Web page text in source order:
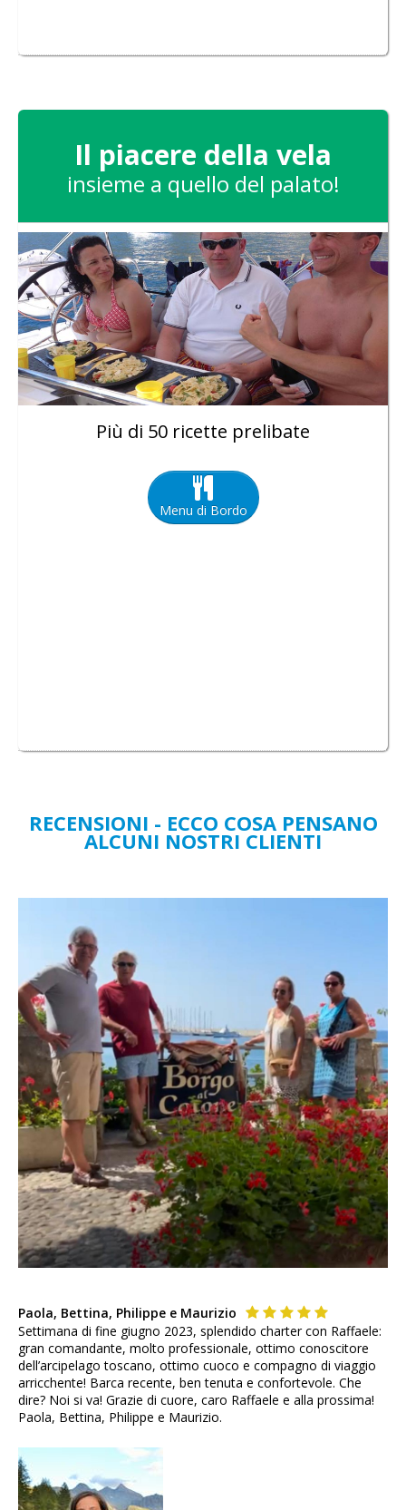
Il piacere della vela
insieme a quello del palato!
Più di 50 ricette prelibate
Menu di Bordo
RECENSIONI - ECCO COSA PENSANO
ALCUNI NOSTRI CLIENTI
Paola, Bettina, Philippe e Maurizio
Settimana di fine giugno 2023, splendido charter con Raffaele:
gran comandante, molto professionale, ottimo conoscitore
dell’arcipelago toscano, ottimo cuoco e compagno di viaggio
arricchente! Barca recente, ben tenuta e confortevole. Che
dire? Noi si va! Grazie di cuore, caro Raffaele e alla prossima!
Paola, Bettina, Philippe e Maurizio.